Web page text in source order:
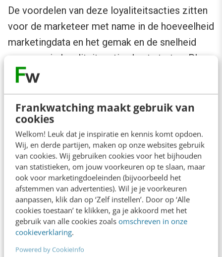
Frankwatching maakt gebruik van
cookies
Welkom! Leuk dat je inspiratie en kennis komt opdoen.
Wij, en derde partijen, maken op onze websites gebruik
van cookies. Wij gebruiken cookies voor het bijhouden
van statistieken, om jouw voorkeuren op te slaan, maar
ook voor marketingdoeleinden (bijvoorbeeld het
afstemmen van advertenties). Wil je je voorkeuren
aanpassen, klik dan op ‘Zelf instellen’. Door op ‘Alle
cookies toestaan’ te klikken, ga je akkoord met het
gebruik van alle cookies zoals omschreven in onze
cookieverklaring.
Powered by CookieInfo
De voordelen van deze loyaliteitsacties zitten
voor de marketeer met name in de hoeveelheid
marketingdata en het gemak en de snelheid
waarmee je loyaliteitsacties kunt starten. Plus
de kostenbesparing ten opzichte van fysieke
3. Neem de customer journey als